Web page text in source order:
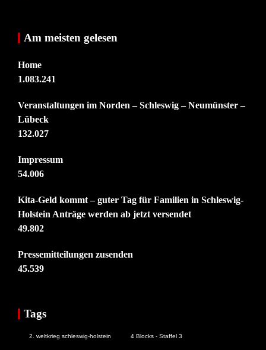
Am meisten gelesen
Home
1.083.241
Veranstaltungen im Norden – Schleswig – Neumünster –
Lübeck
132.027
Impressum
54.006
Kita-Geld kommt – guter Tag für Familien in Schleswig-
Holstein Anträge werden ab jetzt versendet
49.802
Pressemitteilungen zusenden
45.539
Tags
2. weltkrieg schleswig-holstein 4 Blocks - Staffel 3